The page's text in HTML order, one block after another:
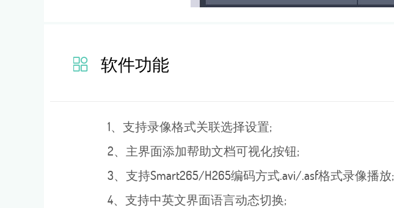
软件功能
1、支持录像格式关联选择设置;
2、主界面添加帮助文档可视化按钮;
3、支持Smart265/H265编码方式.avi/.asf格式录像播放;
4、支持中英文界面语言动态切换;